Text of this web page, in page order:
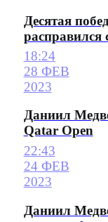
Десятая
расправился
18:24
28 ФЕВ
2023
Даниил
Qatar Open
22:43
24 ФЕВ
2023
Даниил